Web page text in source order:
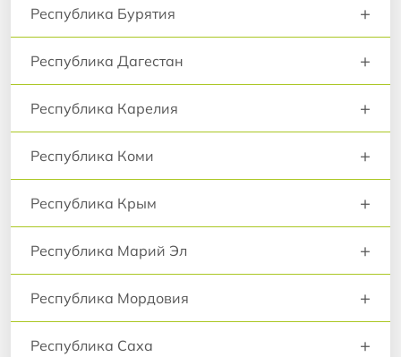
Республика Бурятия +
Республика Дагестан +
Республика Карелия +
Республика Коми +
Республика Крым +
Республика Марий Эл +
Республика Мордовия +
Республика Саха +